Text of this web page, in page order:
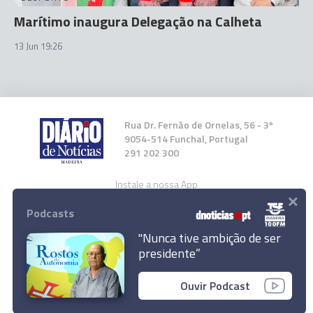
Marítimo regressa ao trabalho a 1 de Julho
Marítimo inaugura Delegação na Calheta
13 Jun 19:26
Rua Dr. Fernão de Ornelas, 56 - 3º
9054-514 Funchal, Portugal
291 202 300
Instale a nossa App
© 2026 Empresa Diário de Notícias, Lda.
Todos os direitos reservados.
Podcasts
"Nunca tive ambição de ser
presidente”
Ouvir Podcast
×